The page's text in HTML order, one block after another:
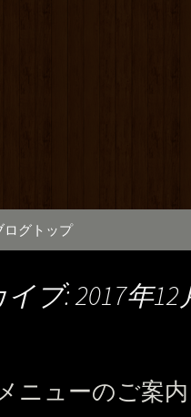
らの
ログトップ
ブ: 2017年12
ニューのご案内